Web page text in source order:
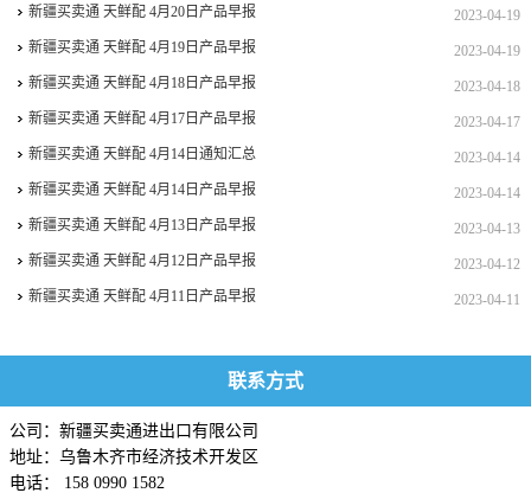
2023-04-19
新疆买卖通 天鲜配 4月20日产品早报
2023-04-19
新疆买卖通 天鲜配 4月19日产品早报
2023-04-18
新疆买卖通 天鲜配 4月18日产品早报
2023-04-17
新疆买卖通 天鲜配 4月17日产品早报
2023-04-14
新疆买卖通 天鲜配 4月14日通知汇总
2023-04-14
新疆买卖通 天鲜配 4月14日产品早报
2023-04-13
新疆买卖通 天鲜配 4月13日产品早报
2023-04-12
新疆买卖通 天鲜配 4月12日产品早报
2023-04-11
新疆买卖通 天鲜配 4月11日产品早报
联系方式
公司：新疆买卖通进出口有限公司
地址：乌鲁木齐市经济技术开发区
电话： 158 0990 1582